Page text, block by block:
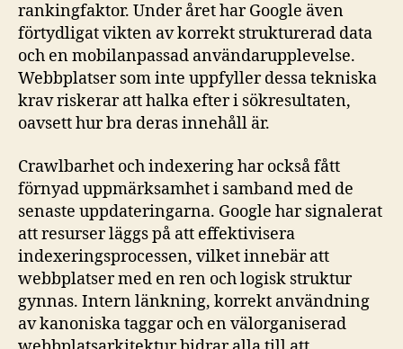
rankingfaktor. Under året har Google även
förtydligat vikten av korrekt strukturerad data
och en mobilanpassad användarupplevelse.
Webbplatser som inte uppfyller dessa tekniska
krav riskerar att halka efter i sökresultaten,
oavsett hur bra deras innehåll är.
Crawlbarhet och indexering har också fått
förnyad uppmärksamhet i samband med de
senaste uppdateringarna. Google har signalerat
att resurser läggs på att effektivisera
indexeringsprocessen, vilket innebär att
webbplatser med en ren och logisk struktur
gynnas. Intern länkning, korrekt användning
av kanoniska taggar och en välorganiserad